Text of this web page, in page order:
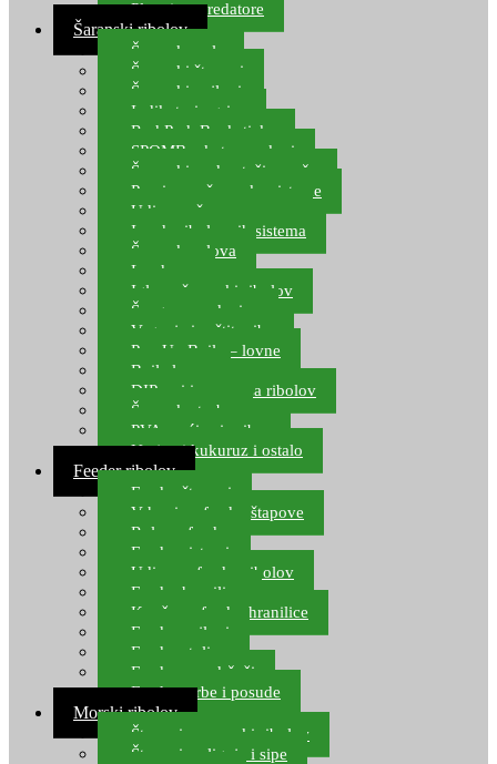
Plovci za predatore
Šaranski ribolov
Šaranske role
Šaranski štapovi
Šaranski najloni
Indikatori ugriza
Rod Pod, Banksticks
SPOMB rakete, markeri
Šaranski podmetači, mreže
Pernice za šaranske sisteme
Udice za šarana, amura
Izrada ribolovnih sistema
Šaranska olova
Leadcore
Igle za šaranski ribolov
Špage, upredenice
Vaganje i zaštita ribe
Pop Up Boile – lovne
Boile lovne
DIP-ovi i arome za ribolov
Šaranske torbe
PVA vrećice i pribor
Umjetni kukuruz i ostalo
Feeder ribolov
Feeder štapovi
Vrhovi za feeder štapove
Role za feeder
Feeder sistemi
Udice za feeder ribolov
Feeder hranilice
Kopče za feeder hranilice
Feeder najloni
Feeder stolice
Feeder arm držači
Feeder torbe i posude
Morski ribolov
Štapovi za morski ribolov
Štapovi za lignje i sipe